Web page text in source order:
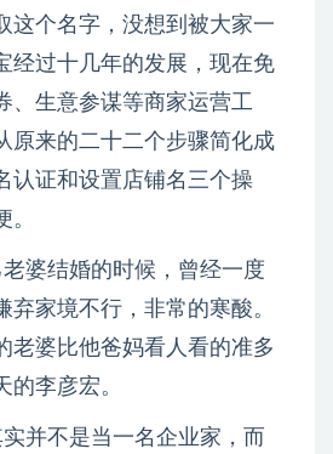
这个名字，没想到被大家一
经过十几年的发展，现在免
、生意参谋等商家运营工
原来的二十二个步骤简化成
认证和设置店铺名三个操
婆结婚的时候，曾经一度
弃家境不行，非常的寒酸。
老婆比他爸妈看人看的准多
的李彦宏。
并不是当一名企业家，而